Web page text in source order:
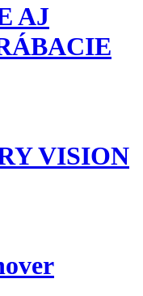
AJ
VISION